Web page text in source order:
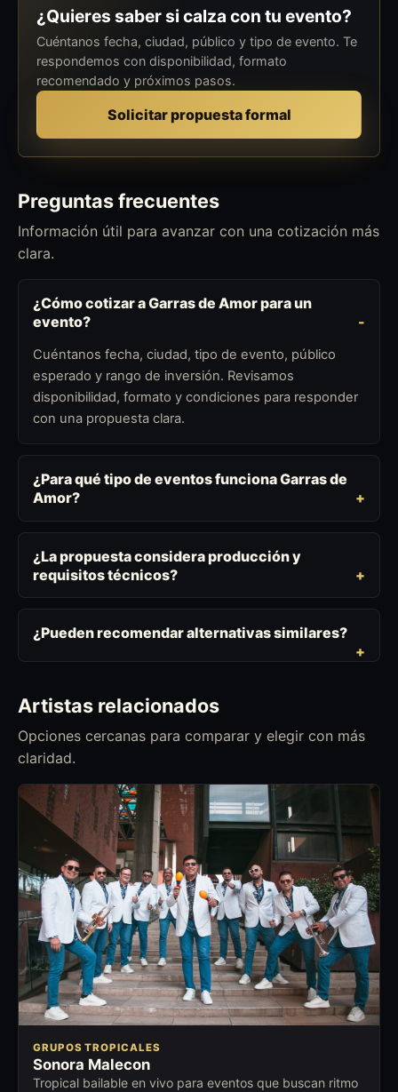
¿Quieres saber si calza con tu evento?
Cuéntanos fecha, ciudad, público y tipo de evento. Te
respondemos con disponibilidad, formato
recomendado y próximos pasos.
Solicitar propuesta formal
Preguntas frecuentes
Información útil para avanzar con una cotización más
clara.
¿Cómo cotizar a Garras de Amor para un
evento?
Cuéntanos fecha, ciudad, tipo de evento, público
esperado y rango de inversión. Revisamos
disponibilidad, formato y condiciones para responder
con una propuesta clara.
¿Para qué tipo de eventos funciona Garras de
Amor?
¿La propuesta considera producción y
requisitos técnicos?
¿Pueden recomendar alternativas similares?
Artistas relacionados
Opciones cercanas para comparar y elegir con más
claridad.
GRUPOS TROPICALES
Sonora Malecon
Tropical bailable en vivo para eventos que buscan ritmo